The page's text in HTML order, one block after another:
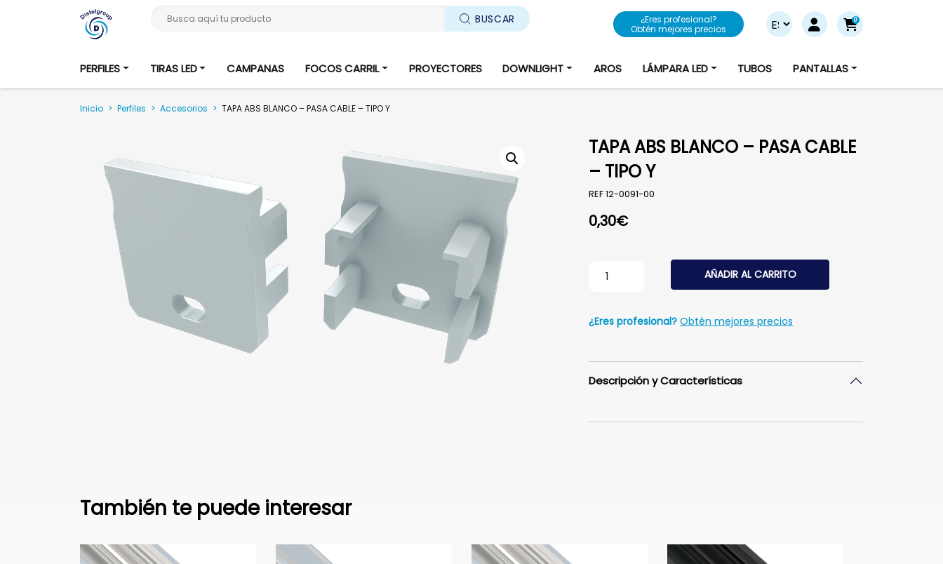
Busca aquí tu producto BUSCAR
¿Eres profesional?
Obtén mejores precios
0
PERFILES TIRAS LED CAMPANAS FOCOS CARRIL PROYECTORES DOWNLIGHT AROS LÁMPARA LED TUBOS PANTALLAS
Inicio > Perfiles > Accesorios > TAPA ABS BLANCO – PASA CABLE – TIPO Y
TAPA ABS BLANCO – PASA CABLE
– TIPO Y
REF12-0091-00
0,30€
TAPA ABS BLANCO - PASA CABLE - TIPO Y cantidad
AÑADIR AL CARRITO
¿Eres profesional? Obtén mejores precios
Descripción y Características
También te puede interesar